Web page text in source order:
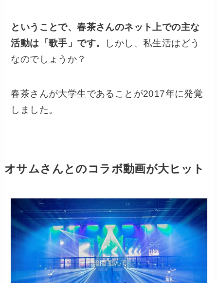
ということで、春茶さんのネット上での主な
活動は「歌手」です。
しかし、私生活はどう
なのでしょうか？
春茶さんが大学生であることが2017年に発覚
しました。
オサムさんとのコラボ動画が大ヒット